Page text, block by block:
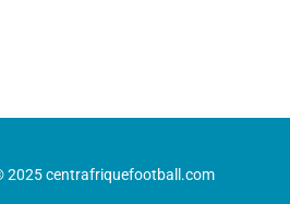
2025 centrafriquefootball.com